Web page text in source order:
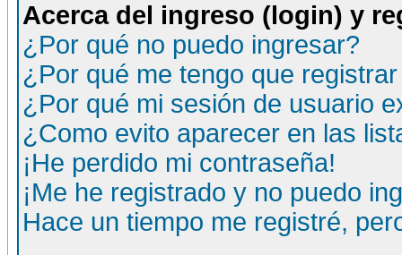
Acerca del ingreso (login) y
¿Por qué no puedo ingresar?
¿Por qué me tengo que
¿Por qué mi sesión de usuario
¿Como evito aparecer en las
¡He perdido mi contraseña!
¡Me he registrado y no puedo
Hace un tiempo me registré,